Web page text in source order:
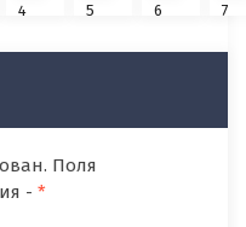
4 5 6 7
Поля
- *